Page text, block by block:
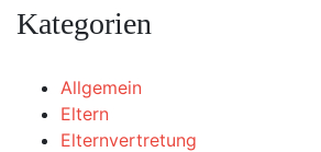
Kategorien
Allgemein
Eltern
Elternvertretung